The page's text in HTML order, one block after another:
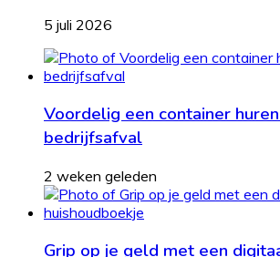
5 juli 2026
Voordelig een container
bedrijfsafval
2 weken geleden
Grip op je geld met een